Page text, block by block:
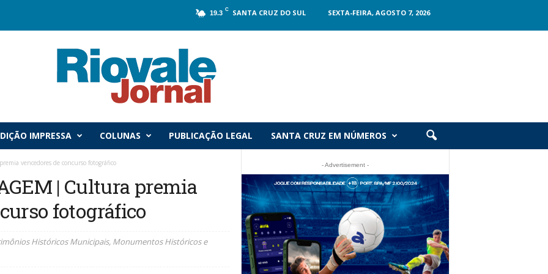
19.3 C SANTA CRUZ DO SUL SEXTA-FEIRA, AGOSTO 7, 2026
IMPRESSA COLUNAS PUBLICAÇÃO LEGAL SANTA CRUZ EM NÚMEROS
vencedores de concurso fotográfico
| Cultura premia
fotográfico
Históricos Municipais, Monumentos Históricos e
- Advertisement -